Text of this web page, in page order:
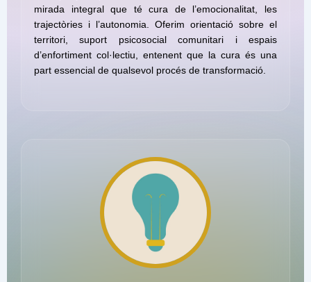
mirada integral que té cura de l’emocionalitat, les
trajectòries i l’autonomia. Oferim orientació sobre el
territori, suport psicosocial comunitari i espais
d’enfortiment col·lectiu, entenent que la cura és una
part essencial de qualsevol procés de transformació.